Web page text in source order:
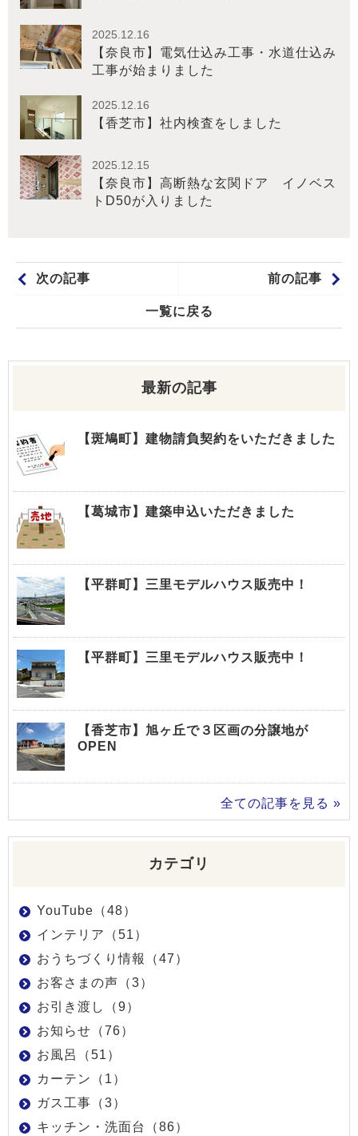
2025.12.16
【奈良市】電気仕込み工事・水道仕込み
工事が始まりました
2025.12.16
【香芝市】社内検査をしました
2025.12.15
【奈良市】高断熱な玄関ドア イノベス
トD50が入りました
次の記事 前の記事
一覧に戻る
最新の記事
【斑鳩町】建物請負契約をいただきました
【葛城市】建築申込いただきました
【平群町】三里モデルハウス販売中！
【平群町】三里モデルハウス販売中！
【香芝市】旭ヶ丘で３区画の分譲地が
OPEN
全ての記事を見る »
カテゴリ
YouTube（48）
インテリア（51）
おうちづくり情報（47）
お客さまの声（3）
お引き渡し（9）
お知らせ（76）
お風呂（51）
カーテン（1）
ガス工事（3）
キッチン・洗面台（86）